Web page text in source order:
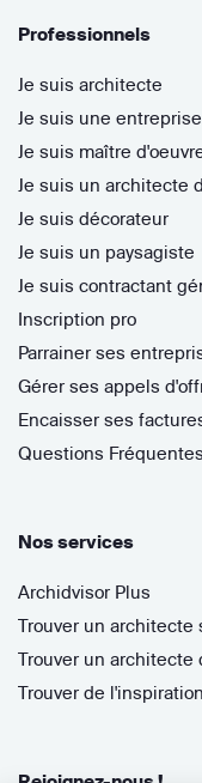
Professionnels
Je suis architecte
Je suis une entreprise
Je suis maître
Je suis un architecte
Je suis décorateur
Je suis un paysagiste
Je suis contractant
Inscription pro
Parrainer ses
Gérer ses appels
Encaisser ses
Questions Fréquentes
Nos services
Archidvisor Plus
Trouver un architecte
Trouver un architecte
Trouver de l'inspiration